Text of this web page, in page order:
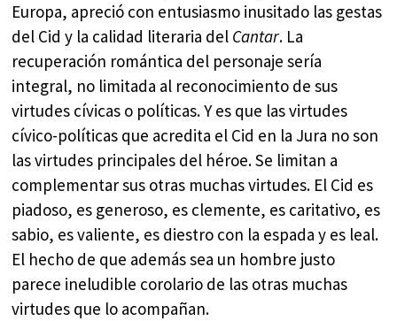
Europa, apreció con entusiasmo inusitado las gestas
del Cid y la calidad literaria del Cantar. La
recuperación romántica del personaje sería
integral, no limitada al reconocimiento de sus
virtudes cívicas o políticas. Y es que las virtudes
cívico-políticas que acredita el Cid en la Jura no son
las virtudes principales del héroe. Se limitan a
complementar sus otras muchas virtudes. El Cid es
piadoso, es generoso, es clemente, es caritativo, es
sabio, es valiente, es diestro con la espada y es leal.
El hecho de que además sea un hombre justo
parece ineludible corolario de las otras muchas
virtudes que lo acompañan.